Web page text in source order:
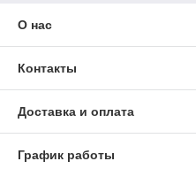
О нас
Контакты
Доставка и оплата
График работы